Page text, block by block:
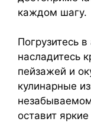
каждом шагу.
Погрузитесь
насладитесь
пейзажей и
кулинарные
оставит